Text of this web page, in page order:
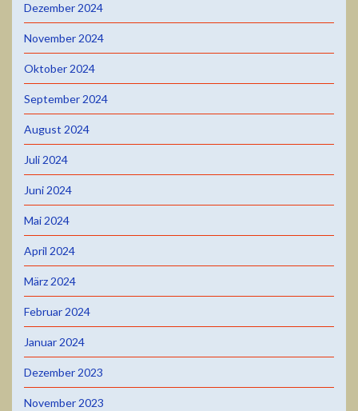
Dezember 2024
November 2024
Oktober 2024
September 2024
August 2024
Juli 2024
Juni 2024
Mai 2024
April 2024
März 2024
Februar 2024
Januar 2024
Dezember 2023
November 2023